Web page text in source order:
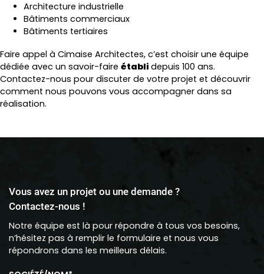
Architecture industrielle
Bâtiments commerciaux
Bâtiments tertiaires
Faire appel à Cimaise Architectes, c’est choisir une équipe
dédiée avec un savoir-faire établi depuis 100 ans.
Contactez-nous pour discuter de votre projet et découvrir
comment nous pouvons vous accompagner dans sa
réalisation.
Vous avez un projet ou une demande ?
Contactez-nous !
Notre équipe est là pour répondre à tous vos besoins,
n’hésitez pas à remplir le formulaire et nous vous
répondrons dans les meilleurs délais.